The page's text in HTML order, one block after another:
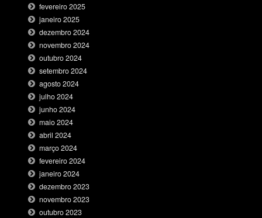
fevereiro 2025
janeiro 2025
dezembro 2024
novembro 2024
outubro 2024
setembro 2024
agosto 2024
julho 2024
junho 2024
maio 2024
abril 2024
março 2024
fevereiro 2024
janeiro 2024
dezembro 2023
novembro 2023
outubro 2023